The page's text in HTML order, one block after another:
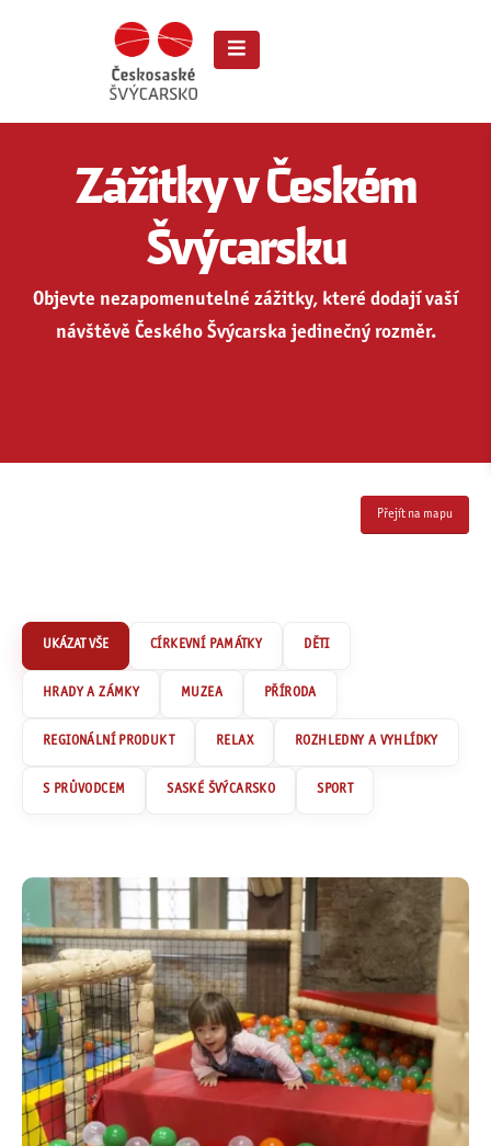
Zážitky v Českém
Švýcarsku
Objevte nezapomenutelné zážitky, které dodají vaší
návštěvě Českého Švýcarska jedinečný rozměr.
Přejít na mapu
CÍRKEVNÍ PAMÁTKY DĚTI
HRADY A ZÁMKY MUZEA PŘÍRODA
REGIONÁLNÍ PRODUKT RELAX ROZHLEDNY A VYHLÍDKY
S PRŮVODCEM SASKÉ ŠVÝCARSKO SPORT